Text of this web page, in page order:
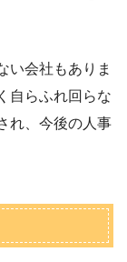
い会社もありま
自らふれ回らな
れ、今後の人事